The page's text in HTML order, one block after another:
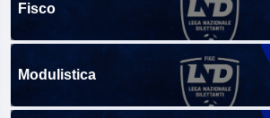
Fisco
Modulistica